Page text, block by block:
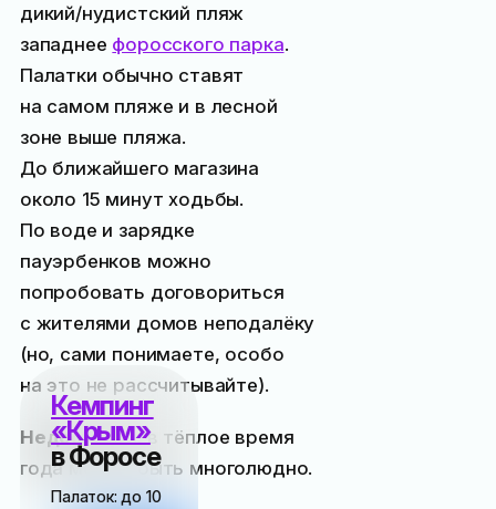
дикий/нудистский пляж
западнее форосского парка.
Палатки обычно ставят
на самом пляже и в лесной
зоне выше пляжа.
До ближайшего магазина
около 15 минут ходьбы.
По воде и зарядке
пауэрбенков можно
попробовать договориться
с жителями домов неподалёку
(но, сами понимаете, особо
на это не рассчитывайте).
Недостатки: в тёплое время
года может быть многолюдно.
Кемпинг
«Крым»
в Форосе
Палаток: до 10